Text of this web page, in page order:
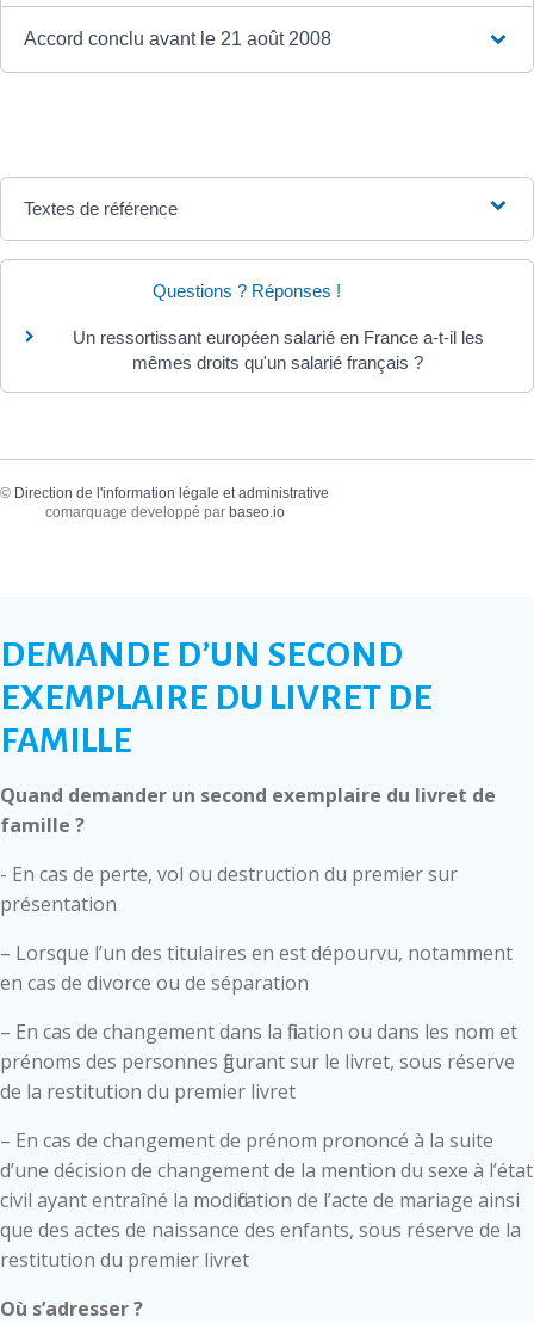
Accord conclu avant le 21 août 2008
Textes de référence
Questions ? Réponses !
Un ressortissant européen salarié en France a-t-il les
mêmes droits qu'un salarié français ?
© Direction de l'information légale et administrative
comarquage developpé par baseo.io
DEMANDE D’UN SECOND
EXEMPLAIRE DU LIVRET DE
FAMILLE
Quand demander un second exemplaire du livret de
famille ?
- En cas de perte, vol ou destruction du premier sur
présentation
– Lorsque l’un des titulaires en est dépourvu, notamment
en cas de divorce ou de séparation
– En cas de changement dans la filiation ou dans les nom et
prénoms des personnes figurant sur le livret, sous réserve
de la restitution du premier livret
– En cas de changement de prénom prononcé à la suite
d’une décision de changement de la mention du sexe à l’état
civil ayant entraîné la modification de l’acte de mariage ainsi
que des actes de naissance des enfants, sous réserve de la
restitution du premier livret
Où s’adresser ?